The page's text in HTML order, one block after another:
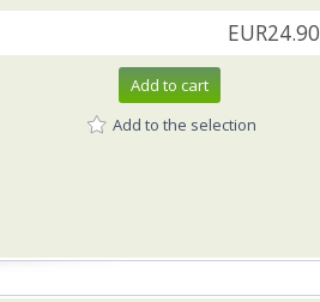
EUR24.90
Add to cart
Add to the selection